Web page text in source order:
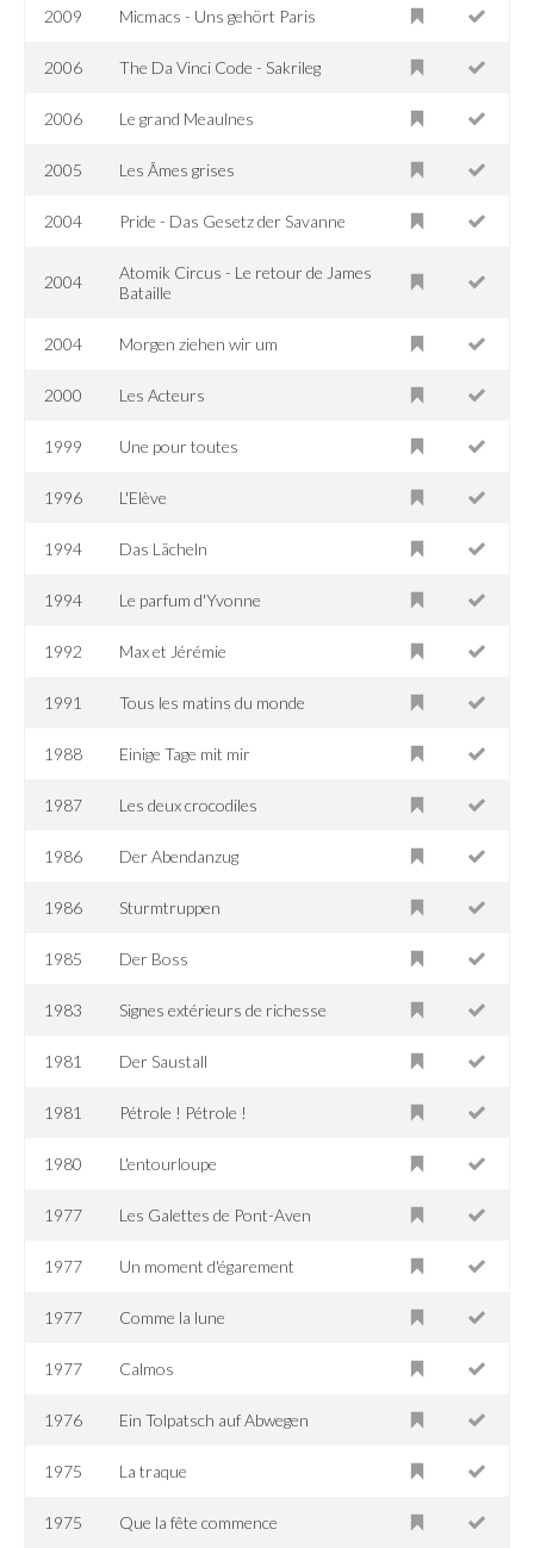
2009 Micmacs - Uns gehört Paris
2006 The Da Vinci Code - Sakrileg
2006 Le grand Meaulnes
2005 Les Âmes grises
2004 Pride - Das Gesetz der Savanne
2004
Atomik Circus - Le retour de James
Bataille
2004 Morgen ziehen wir um
2000 Les Acteurs
1999 Une pour toutes
1996 L'Elève
1994 Das Lächeln
1994 Le parfum d'Yvonne
1992 Max et Jérémie
1991 Tous les matins du monde
1988 Einige Tage mit mir
1987 Les deux crocodiles
1986 Der Abendanzug
1986 Sturmtruppen
1985 Der Boss
1983 Signes extérieurs de richesse
1981 Der Saustall
1981 Pétrole ! Pétrole !
1980 L'entourloupe
1977 Les Galettes de Pont-Aven
1977 Un moment d'égarement
1977 Comme la lune
1977 Calmos
1976 Ein Tolpatsch auf Abwegen
1975 La traque
1975 Que la fête commence